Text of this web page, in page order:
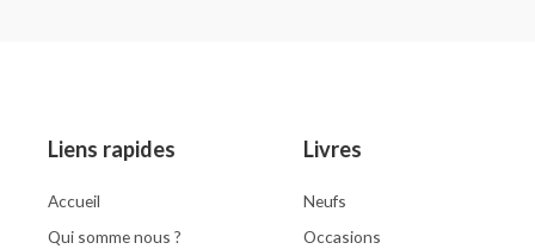
Liens rapides
Accueil
Qui somme nous ?
Livres
Neufs
Occasions